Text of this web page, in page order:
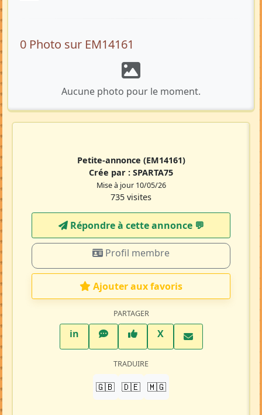
0 Photo sur EM14161
Aucune photo pour le moment.
Petite-annonce (EM14161)
Crée par : SPARTA75
Mise à jour 10/05/26
735 visites
Répondre à cette annonce 💬​
Profil membre
Ajouter aux favoris
PARTAGER
inLinkedInWhatsAppFacebook
XTwitter X
TRADUIRE
🇬🇧 🇩🇪 🇲🇬